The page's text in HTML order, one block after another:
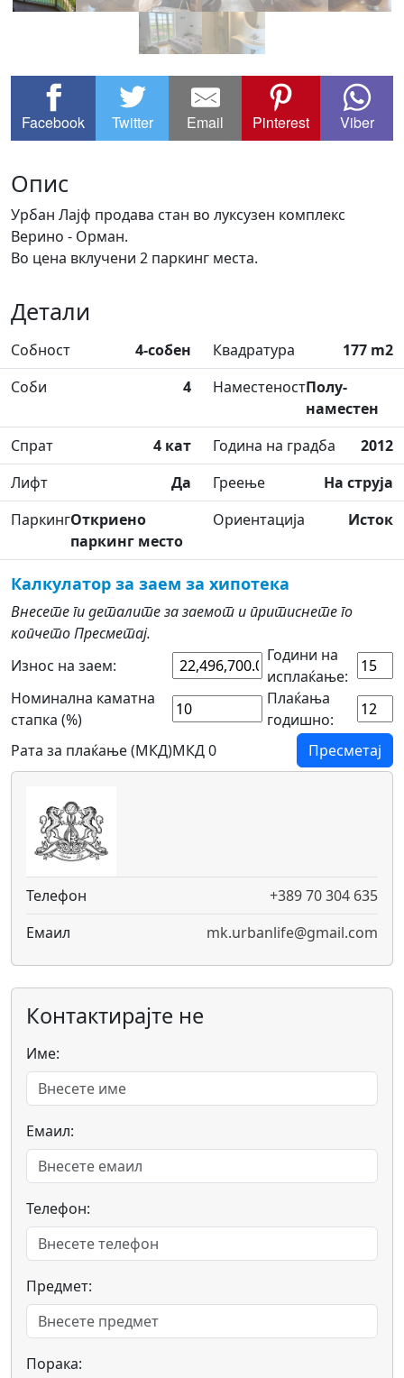
Facebook Twitter Email Pinterest Viber
Опис
Урбан Лајф продава стан во луксузен комплекс
Верино - Орман.
Во цена вклучени 2 паркинг места.
Детали
Собност 4-собен Квадратура
177 m2
Соби
4 НаместеностПолу-
наместен
Спрат
4 кат Година на градба
2012
Лифт
Да Греење
На струја
ПаркингОткриено
паркинг место
Ориентација Исток
Калкулатор за заем за хипотека
Внесете ги деталите за заемот и притиснете го
копчето Пресметај.
Износ на заем:
Години на
исплаќање:
Номинална каматна
стапка (%)
Плаќања
годишно:
Рата за плаќање (МКД)МКД 0 Пресметај
Телефон
+389 70 304 635
Емаил
mk.urbanlife@gmail.com
Контактирајте не
Име:
Емаил:
Телефон:
Предмет:
Порака: